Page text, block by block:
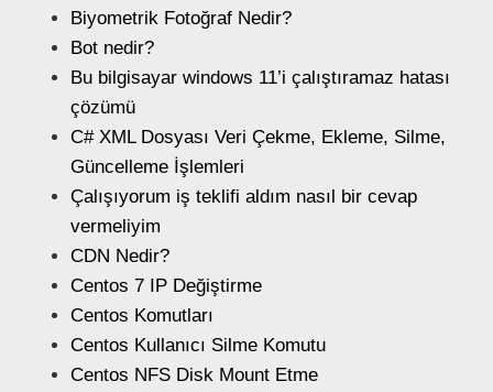
Biyometrik Fotoğraf Nedir?
Bot nedir?
Bu bilgisayar windows 11’i çalıştıramaz hatası
çözümü
C# XML Dosyası Veri Çekme, Ekleme, Silme,
Güncelleme İşlemleri
Çalışıyorum iş teklifi aldım nasıl bir cevap
vermeliyim
CDN Nedir?
Centos 7 IP Değiştirme
Centos Komutları
Centos Kullanıcı Silme Komutu
Centos NFS Disk Mount Etme